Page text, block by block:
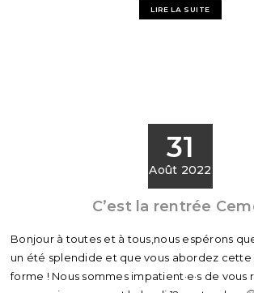
LIRE LA SUITE
31
Août 2022
C’est la rentrée
Bonjour à toutes et à tous,nous espérons
un été splendide et que vous abordez
forme ! Nous sommes impatient·e·s de